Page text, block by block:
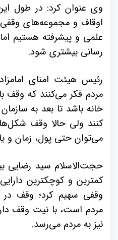
وی عنوان کرد: در طول
اوقاف و مجموعه‌های
علمی و پیشرفته هستیم
رسانی بیشتری شود.
رئیس هیئت امنای
مردم فکر می‌کنند که وقف
خانه باشد تا بعد به
کنند ولی حالا وقف
می‌توان حتی پول، زمان و
حجت‌الاسلام سید رضایی
کمترین و کوچکترین
وقفی سهیم کرد؛ وقف
مردم است، با نیت وقف
نیز به مردم می‌رسد.